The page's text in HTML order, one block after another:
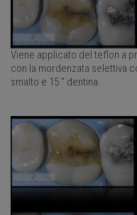
Viene applicato del teflon a
con la mordenzata selettiva
smalto e 15 ‘’ dentina.